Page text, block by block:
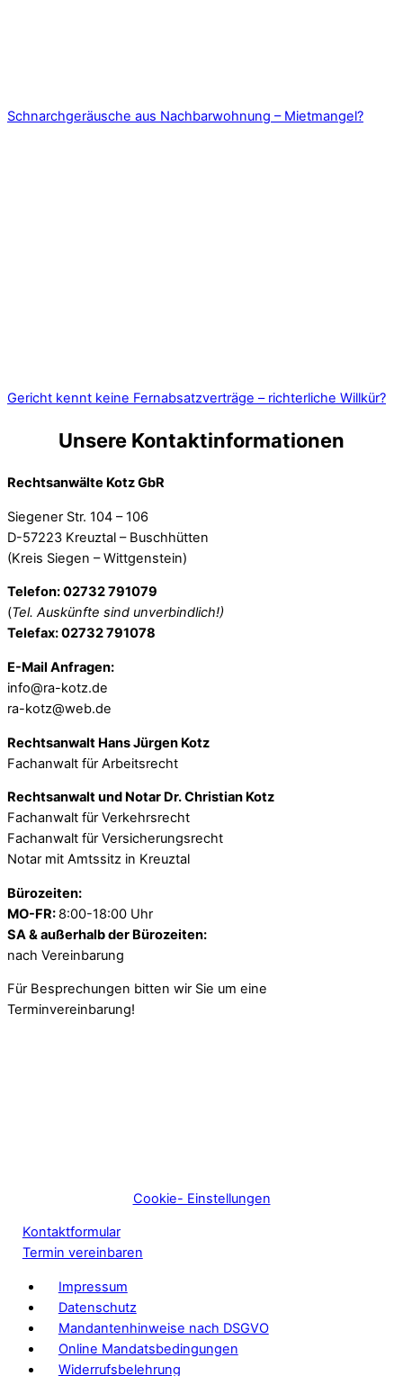
Schnarchgeräusche aus Nachbarwohnung – Mietmangel?
Gericht kennt keine Fernabsatzverträge – richterliche Willkür?
Unsere Kontaktinformationen
Rechtsanwälte Kotz GbR
Siegener Str. 104 – 106
D-57223 Kreuztal – Buschhütten
(Kreis Siegen – Wittgenstein)
Telefon: 02732 791079
(Tel. Auskünfte sind unverbindlich!)
Telefax: 02732 791078
E-Mail Anfragen:
info@ra-kotz.de
ra-kotz@web.de
Rechtsanwalt Hans Jürgen Kotz
Fachanwalt für Arbeitsrecht
Rechtsanwalt und Notar Dr. Christian Kotz
Fachanwalt für Verkehrsrecht
Fachanwalt für Versicherungsrecht
Notar mit Amtssitz in Kreuztal
Bürozeiten:
MO-FR: 8:00-18:00 Uhr
SA & außerhalb der Bürozeiten:
nach Vereinbarung
Für Besprechungen bitten wir Sie um eine
Terminvereinbarung!
Cookie- Einstellungen
Kontaktformular
Termin vereinbaren
Impressum
Datenschutz
Mandantenhinweise nach DSGVO
Online Mandatsbedingungen
Widerrufsbelehrung